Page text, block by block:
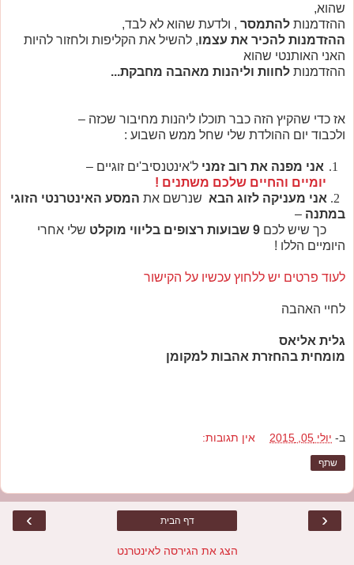
שהוא,
ההזדמנות להתמסר , ולדעת שהוא לא לבד,
ההזדמנות להכיר את עצמו, להשיל את הקליפות ולחזור להיות
האני האותנטי שהוא
ההזדמנות לחוות וליהנות מאהבה מחבקת...
אז כדי שהקיץ הזה כבר תוכלו ליהנות מחיבור שכזה –
ולכבוד יום ההולדת שלי שחל ממש השבוע :
אני מפנה את רוב זמני ל'אינטנסיב'ים זוגיים –
יומיים והחיים שלכם משתנים !
אני מעניקה לזוג הבא שנרשם את המסע האינטרנטי הזוגי
במתנה –
כך שיש לכם 9 שבועות רצופים בליווי מוקלט
שלי אחרי
היומיים הללו !
לעוד פרטים יש ללחוץ עכשיו על הקישור
לחיי האהבה
גלית אליאס
מומחית בהחזרת אהבות למקומן
ב- יולי 05, 2015 אין תגובות:
שתף
‹
› דף הבית
הצג את הגירסה לאינטרנט